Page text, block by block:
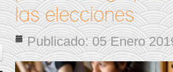
las elecciones
Publicado: 05 Enero